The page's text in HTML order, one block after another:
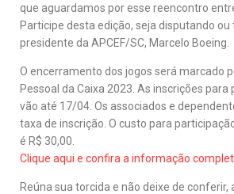
que aguardamos por esse reencontro
Participe desta edição, seja disputando ou
presidente da APCEF/SC, Marcelo Boeing.
O encerramento dos jogos será marcado
Pessoal da Caixa 2023. As inscrições
vão até 17/04. Os associados e
taxa de inscrição. O custo para
é R$ 30,00.
Clique aqui e confira a informação
Reúna sua torcida e não deixe de